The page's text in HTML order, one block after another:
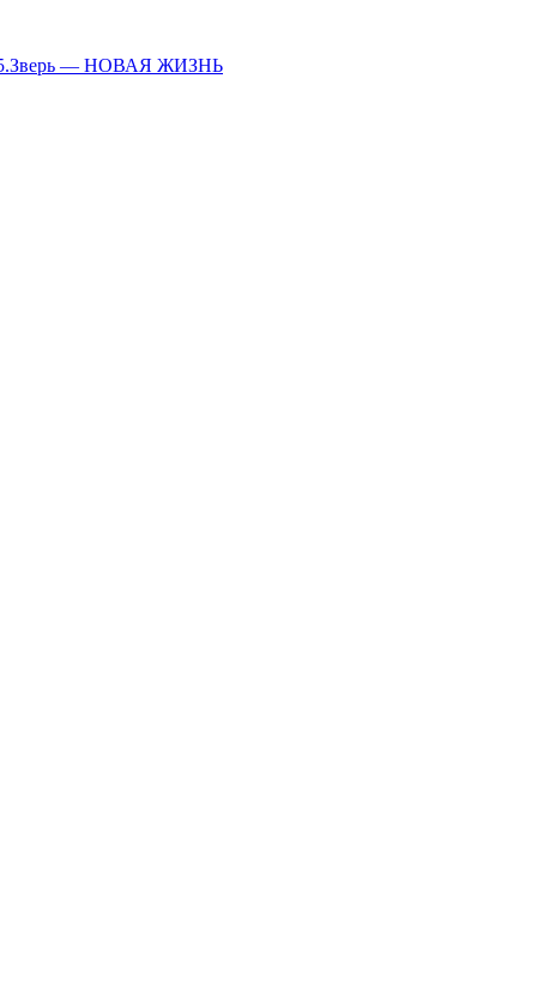
— НОВАЯ ЖИЗНЬ